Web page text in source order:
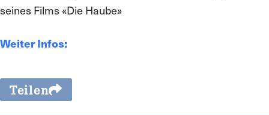
seines Films «Die Haube»
Weiter Infos:
Teilen